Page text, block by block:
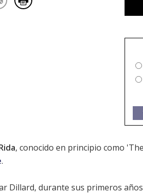
, conocido en principio como
.
Dillard, durante sus primeros